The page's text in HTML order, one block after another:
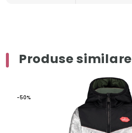
Produse similare
-50%